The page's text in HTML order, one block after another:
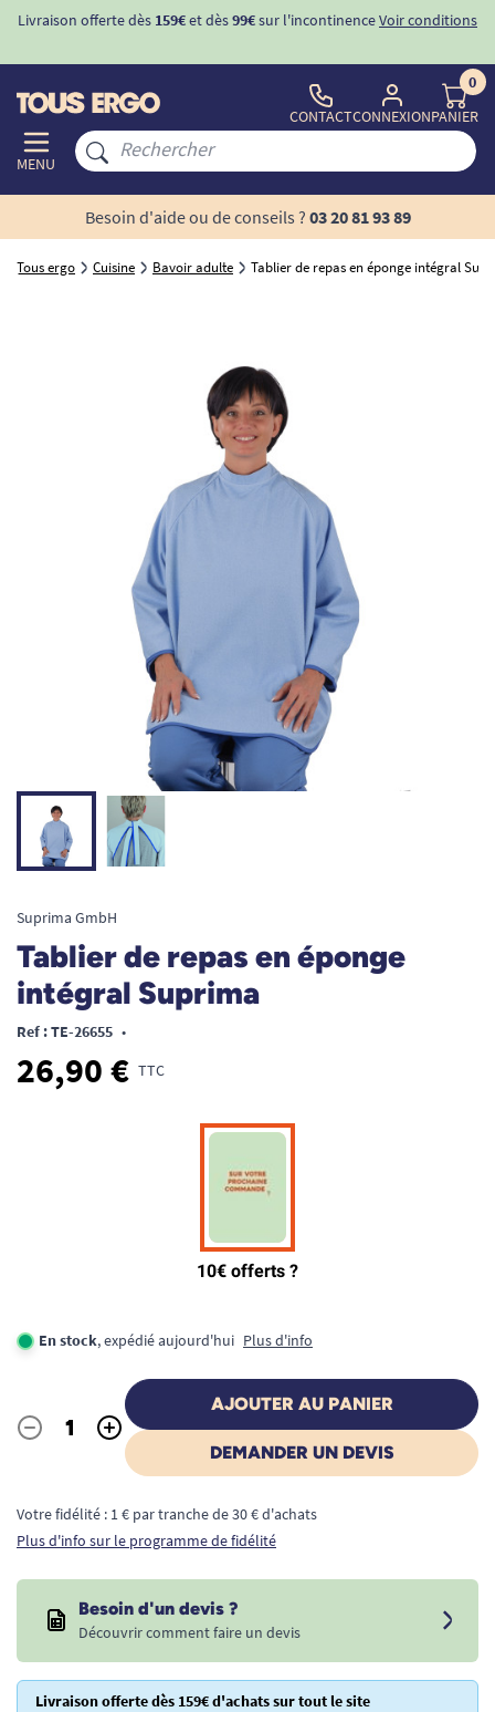
Livraison offerte dès 159€et dès99€sur l'incontinenceVoir conditions
MENU
CONTACTCONNEXION
0
PANIER
Besoin d'aide ou de conseils ? 03 20 81 93 89
Tous ergo Cuisine Bavoir adulte Tablier de repas en éponge intégral
Suprima GmbH
Tablier de repas en éponge
intégral Suprima
Ref : TE-26655 •
26,90 € TTC
En stock, expédié aujourd'hui Plus d'info
Quantité
- +
AJOUTER AU PANIER
DEMANDER UN DEVIS
Votre fidélité : 1 € par tranche de 30 € d'achats
Plus d'info sur le programme de fidélité
Besoin d'un devis ?
Découvrir comment faire un devis
Livraison offerte dès 159€ d'achats sur tout le site